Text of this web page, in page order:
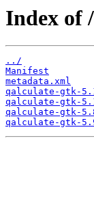
Index of
../
Manifest
metadata.xml
qalculate-gtk-
qalculate-gtk-
qalculate-gtk-
qalculate-gtk-